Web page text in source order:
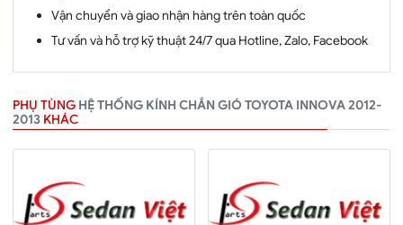
Vận chuyển và giao nhận hàng trên toàn quốc
Tư vấn và hỗ trợ kỹ thuật 24/7 qua Hotline, Zalo, Facebook
PHỤ TÙNG HỆ THỐNG KÍNH CHẮN GIÓ TOYOTA INNOVA 2012-
2013 KHÁC